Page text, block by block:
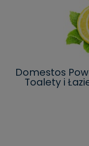
Domestos
Toalety i